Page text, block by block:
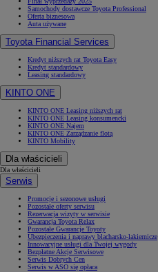
Samochody dostawcze Toyota Professional
Oferta biznesowa
Auta używane
Toyota Financial Services
Kredyt niższych rat Toyota Easy
Kredyt standardowy
Leasing standardowy
KINTO ONE
KINTO ONE Leasing niższych rat
KINTO ONE Leasing konsumencki
KINTO ONE Najem
KINTO ONE Zarządzanie flotą
KINTO Mobility
Dla właścicieli
Dla właścicieli
Serwis
Promocje i sezonowe usługi
Pozostałe oferty serwisu
Rezerwacja wizyty w serwisie
Gwarancja Toyota Relax
Pozostałe Gwarancje Toyoty
Ubezpieczenia i naprawy blacharsko-lakiernicze
Innowacyjne usługi dla Twojej wygody
Bezpłatne Akcje Serwisowe
Serwis Dobrych Cen
Serwis w ASO się opłaca